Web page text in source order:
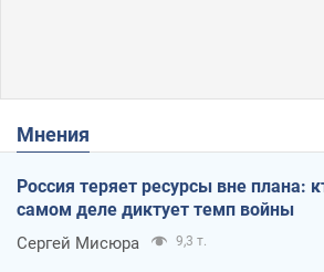
Мнения
Россия теряет ресурсы вне плана:
самом деле диктует темп войны
Сергей Мисюра 9,3 т.